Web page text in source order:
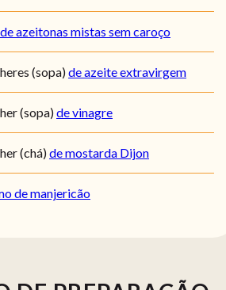
de azeitonas mistas sem caroço
(sopa)de azeite extravirgem
(sopa)de vinagre
(chá)de mostarda Dijon
de manjericão